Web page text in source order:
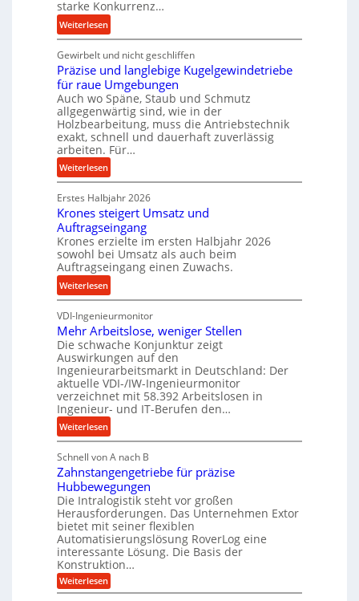
n
c
b
e
i
m
D
r
ü
c
k
p
r
o
z
e
s
s
starke Konkurrenz…
Weiterlesen:
K
u
g
e
l
g
e
w
i
n
d
e
t
r
i
e
b
u
n
d
H
y
d
r
a
u
l
i
m
V
e
r
g
l
e
Gewirbelt und nicht geschliffen
Präzise und langlebige Kugelgewindetriebe
für raue Umgebungen
Auch wo Späne, Staub und Schmutz
allgegenwärtig sind, wie in der
Holzbearbeitung, muss die Antriebstechnik
exakt, schnell und dauerhaft zuverlässig
arbeiten. Für…
Weiterlesen:
P
r
ä
z
i
s
e
u
n
d
l
a
n
g
l
e
b
i
g
e
K
u
g
e
l
g
e
w
Erstes Halbjahr 2026
Krones steigert Umsatz und
Auftragseingang
Krones erzielte im ersten Halbjahr 2026
sowohl bei Umsatz als auch beim
Auftragseingang einen Zuwachs.
Weiterlesen:
K
r
o
n
e
s
s
t
e
i
g
r
t
U
m
s
a
t
z
VDI-Ingenieurmonitor
Mehr Arbeitslose, weniger Stellen
Die schwache Konjunktur zeigt
Auswirkungen auf den
Ingenieurarbeitsmarkt in Deutschland: Der
aktuelle VDI-/IW-Ingenieurmonitor
verzeichnet mit 58.392 Arbeitslosen in
Ingenieur- und IT-Berufen den…
Weiterlesen:
M
e
h
r
A
r
b
e
i
t
s
Schnell von A nach B
Zahnstangengetriebe für präzise
Hubbewegungen
Die Intralogistik steht vor großen
Herausforderungen. Das Unternehmen Extor
bietet mit seiner flexiblen
Automatisierungslösung RoverLog eine
interessante Lösung. Die Basis der
Konstruktion…
Weiterlesen:
Z